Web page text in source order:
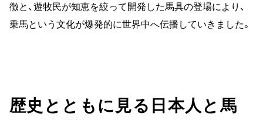
徴と、遊牧民が知恵を絞って開発した馬具の登場により、
乗馬という文化が爆発的に世界中へ伝播していきました。
歴史とともに見る日本人と馬